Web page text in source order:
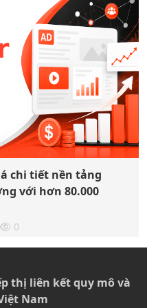
chi tiết nền tảng
với hơn 80.000
0
thị liên kết quy mô và
Nam